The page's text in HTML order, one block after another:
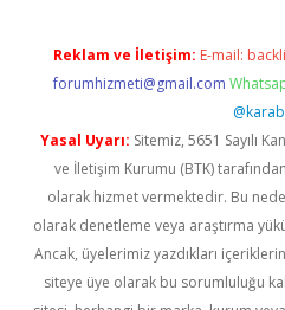
Reklam ve İletişim: E-mail:
forumhizmeti@gmail.com
Yasal Uyarı: Sitemiz, 5651 Sayılı
ve İletişim Kurumu (BTK)
olarak hizmet vermektedir. Bu
olarak denetleme veya araştırma
Ancak, üyelerimiz yazdıkları
siteye üye olarak bu sorumluluğu